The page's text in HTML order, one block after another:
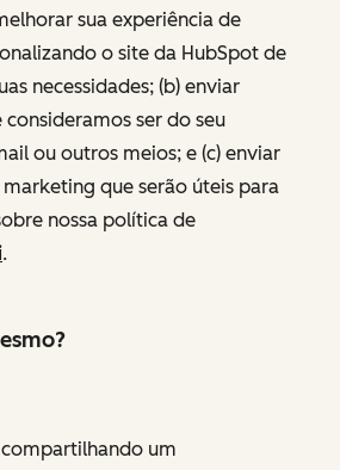
sua experiência de
o site da HubSpot de
necessidades; (b) enviar
ser do seu
ou outros meios; e (c) enviar
que serão úteis para
nossa política de
.
compartilhando um